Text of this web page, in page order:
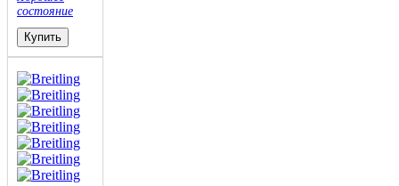
состояние
Купить